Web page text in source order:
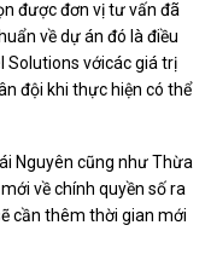
được đơn vị tư vấn đã
về dự án đó là điều
Solutions vớicác giá trị
đội khi thực hiện có thể
Nguyên cũng như Thừa
về chính quyền số ra
cần thêm thời gian mới